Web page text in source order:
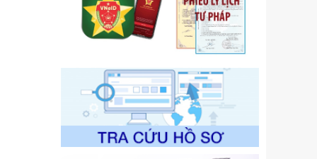
Số kí hiệu:105/2026/TT-BTC
Tên: Thông tư số 105/2026/TT-BTC
của Bộ Tài chính: Bãi bỏ Thông tư số
87/2019/TT- BТC ngày 19 tháng 12
năm 2019 của Bộ trưởng Bộ Tài
chính hướng dẫn thực hiện xử phạt
vi phạm hành chính trong lĩnh vực
kho bạc nhà nước
Ngày ban hành: 21/07/2026
Số kí hiệu:291/2026/NĐ-CP